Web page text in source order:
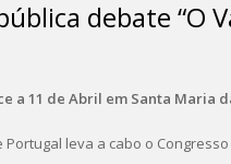
debate “O
a 11 de Abril em Santa Maria
leva a cabo o